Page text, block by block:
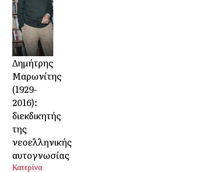
Δημήτρης
Μαρωνίτης
(1929-
2016):
διεκδικητής
της
νεοελληνικής
αυτογνωσίας
Κατερίνα